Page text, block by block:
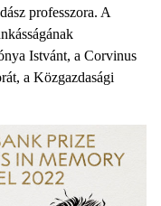
professzora. A
Istvánt, a Corvinus
a Közgazdasági